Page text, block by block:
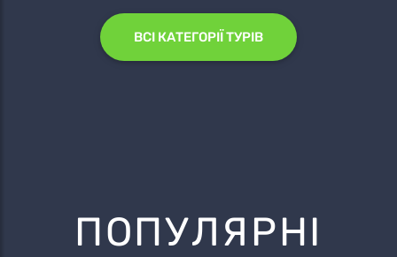
ВСІ КАТЕГОРІЇ ТУРІВ
ПОПУЛЯРНІ